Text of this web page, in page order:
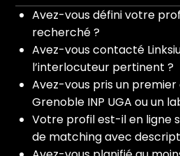
Avez-vous défini votre
recherché ?
Avez-vous contacté
l’interlocuteur pertinent ?
Avez-vous pris un
Grenoble INP UGA ou un
Votre profil est-il en ligne
de matching avec